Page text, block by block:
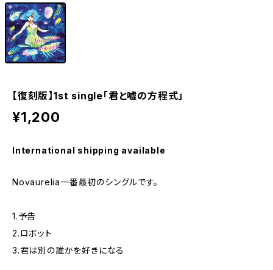
【復刻版】1st single「君と嘘の方程式」
¥1,200
International shipping available
Novaurelia一番最初のシングルです。
1.予告
2.ロボット
3.君は別の誰かを好きになる